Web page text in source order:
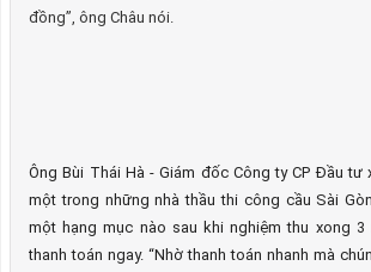
đồng”, ông Châu nói.
Ông Bùi Thái Hà - Giám đốc Công ty CP Đầu tư
một trong những nhà thầu thi công cầu Sài
một hạng mục nào sau khi nghiệm thu xong
thanh toán ngay. “Nhờ thanh toán nhanh mà